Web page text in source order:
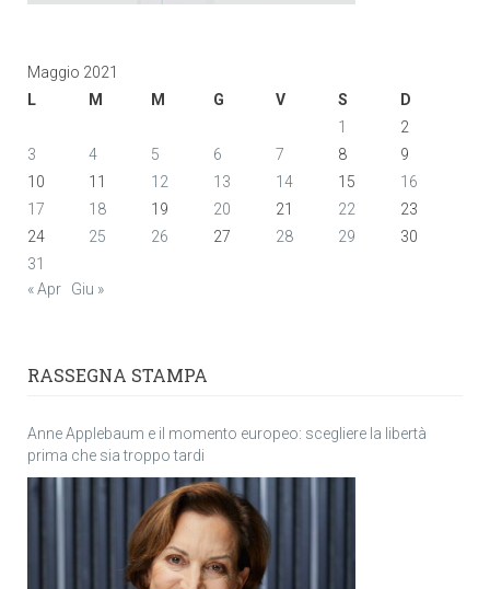
Maggio 2021
L
M M G V S
D
1
2
3
4 5 6 7 8
9
10
11 12 13 14 15
16
17
18 19 20 21 22
23
24
25 26 27 28 29
30
31
« Apr
Giu »
RASSEGNA STAMPA
Anne Applebaum e il momento europeo: scegliere la libertà
prima che sia troppo tardi